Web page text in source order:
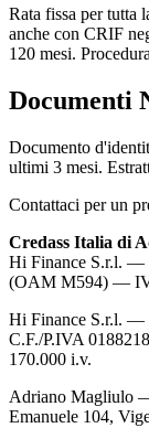
Rata fissa per tutta
anche con CRIF
120 mesi.
Documenti
Documento
ultimi 3 mesi.
Contattaci per un
Credass Italia di
Hi Finance S.r.l. —
(OAM M594) —
Hi Finance S.r.l. —
C.F./P.IVA
170.000 i.v.
Adriano Magliulo
Emanuele 104,